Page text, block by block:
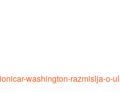
washington-razmislja-o-